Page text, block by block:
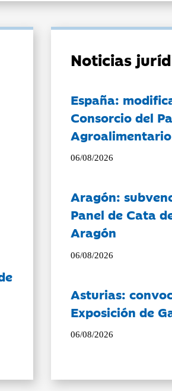
Noticias
España:
Consorcio del
06/08/2026
Aragón:
Panel de Cata
Aragón
06/08/2026
Asturias:
Exposición de
06/08/2026